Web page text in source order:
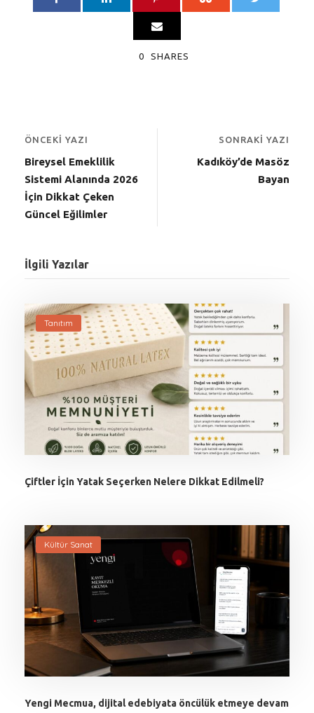
0 SHARES
ÖNCEKI YAZI
Bireysel Emeklilik
Sistemi Alanında 2026
İçin Dikkat Çeken
Güncel Eğilimler
SONRAKI YAZI
Kadıköy’de Masöz
Bayan
İlgili Yazılar
Tanıtım
Çiftler İçin Yatak Seçerken Nelere Dikkat Edilmeli?
Kültür Sanat
Yengi Mecmua, dijital edebiyata öncülük etmeye devam